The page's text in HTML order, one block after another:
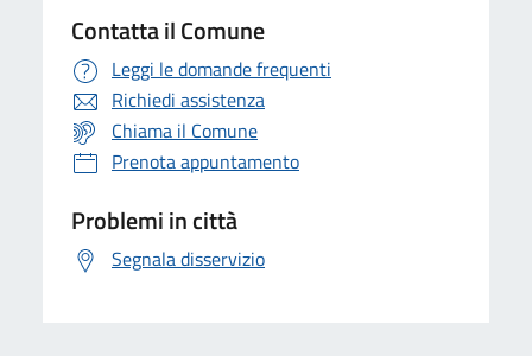
Contatta il Comune
Leggi le domande frequenti
Richiedi assistenza
Chiama il Comune
Prenota appuntamento
Problemi in città
Segnala disservizio